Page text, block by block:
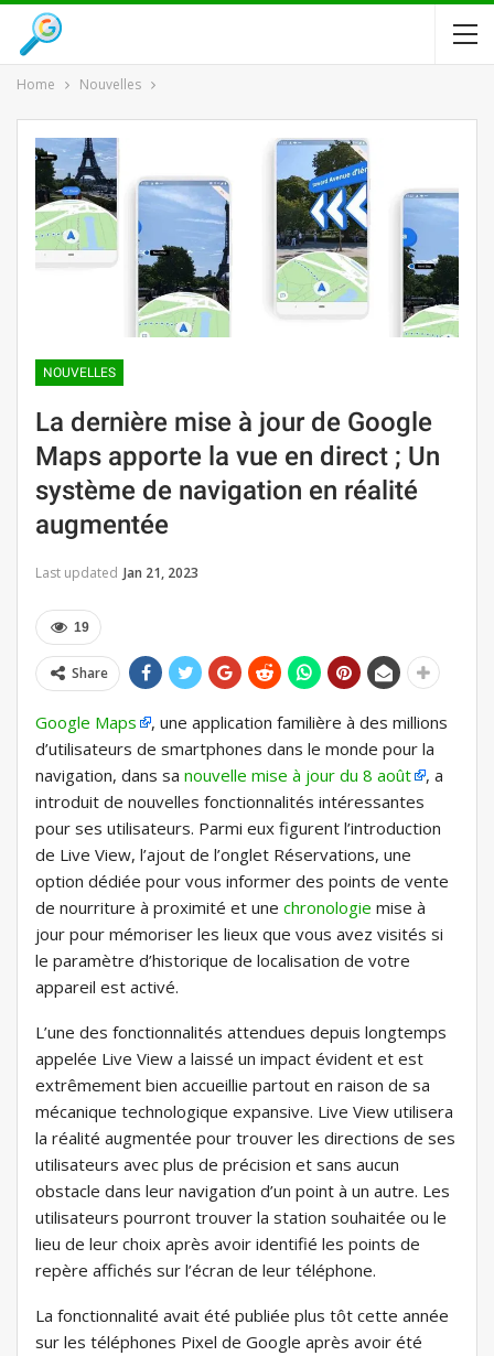
Home Nouvelles
NOUVELLES
La dernière mise à jour de Google
Maps apporte la vue en direct ; Un
système de navigation en réalité
augmentée
Last updated Jan 21, 2023
19
Share
Google Maps
, une application familière à des millions
d’utilisateurs de smartphones dans le monde pour la
navigation, dans sa nouvelle mise à jour du 8 août
, a
introduit de nouvelles fonctionnalités intéressantes
pour ses utilisateurs. Parmi eux figurent l’introduction
de Live View, l’ajout de l’onglet Réservations, une
option dédiée pour vous informer des points de vente
de nourriture à proximité et une chronologie mise à
jour pour mémoriser les lieux que vous avez visités si
le paramètre d’historique de localisation de votre
appareil est activé.
L’une des fonctionnalités attendues depuis longtemps
appelée Live View a laissé un impact évident et est
extrêmement bien accueillie partout en raison de sa
mécanique technologique expansive. Live View utilisera
la réalité augmentée pour trouver les directions de ses
utilisateurs avec plus de précision et sans aucun
obstacle dans leur navigation d’un point à un autre. Les
utilisateurs pourront trouver la station souhaitée ou le
lieu de leur choix après avoir identifié les points de
repère affichés sur l’écran de leur téléphone.
La fonctionnalité avait été publiée plus tôt cette année
sur les téléphones Pixel de Google après avoir été